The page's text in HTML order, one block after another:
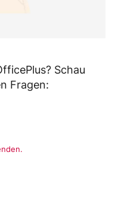
Schau
Fragen: